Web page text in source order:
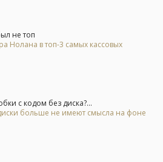
не топ
Нолана в топ-3 самых кассовых
с кодом без диска?...
больше не имеют смысла на фоне